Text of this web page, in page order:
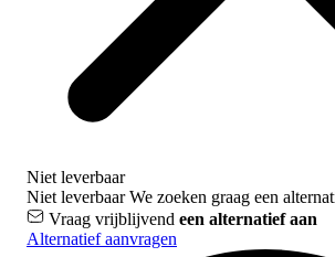
Niet leverbaar
Niet leverbaarWe zoeken graag een
Vraag vrijblijvend een alternatief aan
Alternatief aanvragen